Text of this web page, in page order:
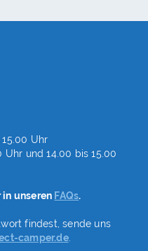
Uhr
Uhr und 14.00 bis 15.00
unseren FAQs.
findest, sende uns
camper.de.